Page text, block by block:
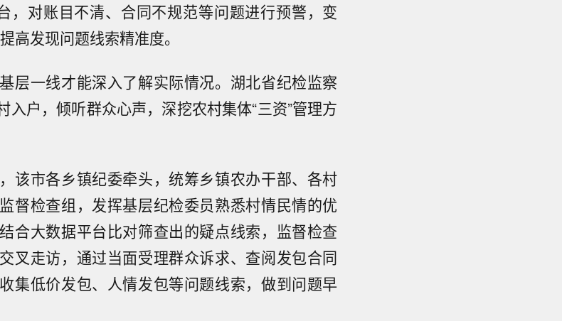
，对账目不清、合同不规范等问题进行预警，变
高发现问题线索精准度。
层一线才能深入了解实际情况。湖北省纪检监察
入户，倾听群众心声，深挖农村集体“三资”管理方
该市各乡镇纪委牵头，统筹乡镇农办干部、各村
督检查组，发挥基层纪检委员熟悉村情民情的优
合大数据平台比对筛查出的疑点线索，监督检查
叉走访，通过当面受理群众诉求、查阅发包合同
集低价发包、人情发包等问题线索，做到问题早